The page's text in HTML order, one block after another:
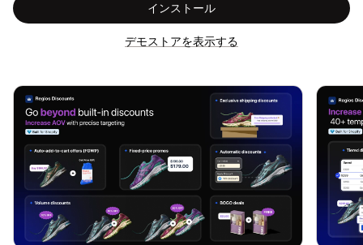
インストール
デモストアを表示する